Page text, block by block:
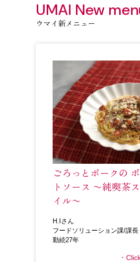
ウマイ新メニュー
ごろっとポークの
トソース 〜純喫茶
イル〜
H.Iさん
フードソリューション課/課長
勤続27年